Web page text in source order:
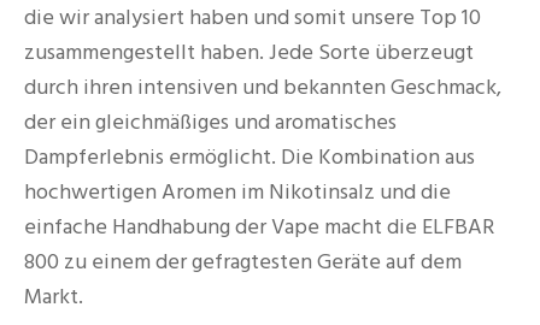
die wir analysiert haben und somit unsere Top 10
zusammengestellt haben. Jede Sorte überzeugt
durch ihren intensiven und bekannten Geschmack,
der ein gleichmäßiges und aromatisches
Dampferlebnis ermöglicht. Die Kombination aus
hochwertigen Aromen im Nikotinsalz und die
einfache Handhabung der Vape macht die ELFBAR
800 zu einem der gefragtesten Geräte auf dem
Markt.